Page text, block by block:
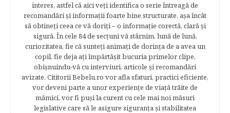
interes, astfel că aici veţi identifica o serie întreagă de
recomandări şi informaţii foarte bine structurate, aşa încât
să obtineţi ceea ce vă doriţi – o informaţie corectă, clară şi
sigură. În cele 84 de secțuni vă stârnim, lună de lună,
curiozitatea, fie că sunteţi animaţi de dorinţa de a avea un
copil, fie deja aţi împărtăşit bucuria primelor clipe,
obişnuindu-vă cu interviuri, articole şi recomandări
avizate. Cititorii Bebelu.ro vor afla sfaturi, practici eficiente,
vor deveni parte a unor experienţe de viaţă trăite de
mămici, vor fi puşi la curent cu cele mai noi măsuri
legislative care să le asigure siguranţa şi stabilitatea